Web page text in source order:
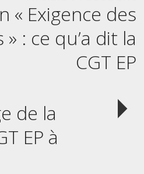
« Exigence des
» : ce qu’a dit la
CGT EP
de la
EP à